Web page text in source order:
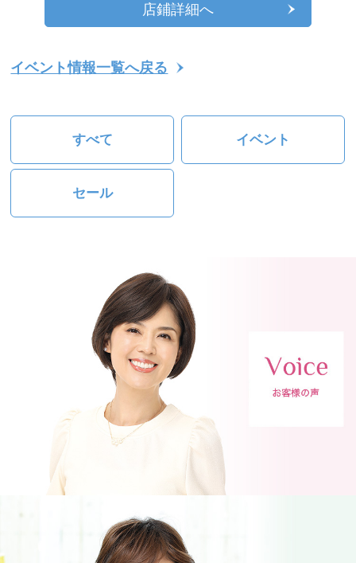
店鋪詳細へ
イベント情報一覧へ戻る
すべて イベント
セール